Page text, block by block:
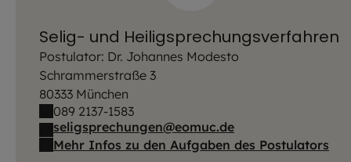
Selig- und Heiligsprechungsverfahren
Postulator: Dr. Johannes Modesto
Schrammerstraße 3
80333 München
089 2137-1583
seligsprechungen@eomuc.de
Mehr Infos zu den Aufgaben des Postulators